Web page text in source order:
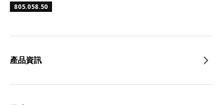
805.058.50
產品資訊